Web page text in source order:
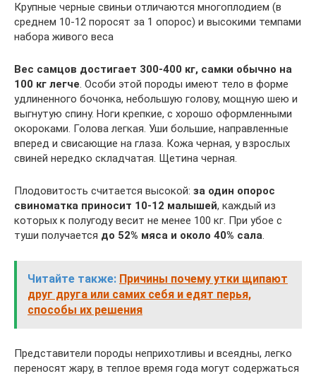
Крупные черные свиньи отличаются многоплодием (в
среднем 10-12 поросят за 1 опорос) и высокими темпами
набора живого веса
Вес самцов достигает 300-400 кг, самки обычно на
100 кг легче. Особи этой породы имеют тело в форме
удлиненного бочонка, небольшую голову, мощную шею и
выгнутую спину. Ноги крепкие, с хорошо оформленными
окороками. Голова легкая. Уши большие, направленные
вперед и свисающие на глаза. Кожа черная, у взрослых
свиней нередко складчатая. Щетина черная.
Плодовитость считается высокой: за один опорос
свиноматка приносит 10-12 малышей, каждый из
которых к полугоду весит не менее 100 кг. При убое с
туши получается до 52% мяса и около 40% сала.
Читайте также: Причины почему утки щипают
друг друга или самих себя и едят перья,
способы их решения
Представители породы неприхотливы и всеядны, легко
переносят жару, в теплое время года могут содержаться